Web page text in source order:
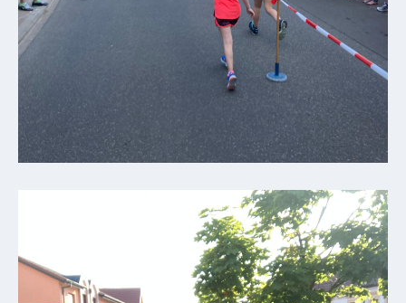
Handel &
Vereine &
Institutionen
Elternausschuss